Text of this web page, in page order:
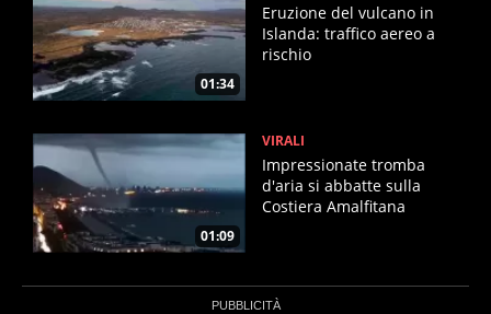
01:34
Eruzione del vulcano in
Islanda: traffico aereo a
rischio
01:09
VIRALI
Impressionate tromba
d'aria si abbatte sulla
Costiera Amalfitana